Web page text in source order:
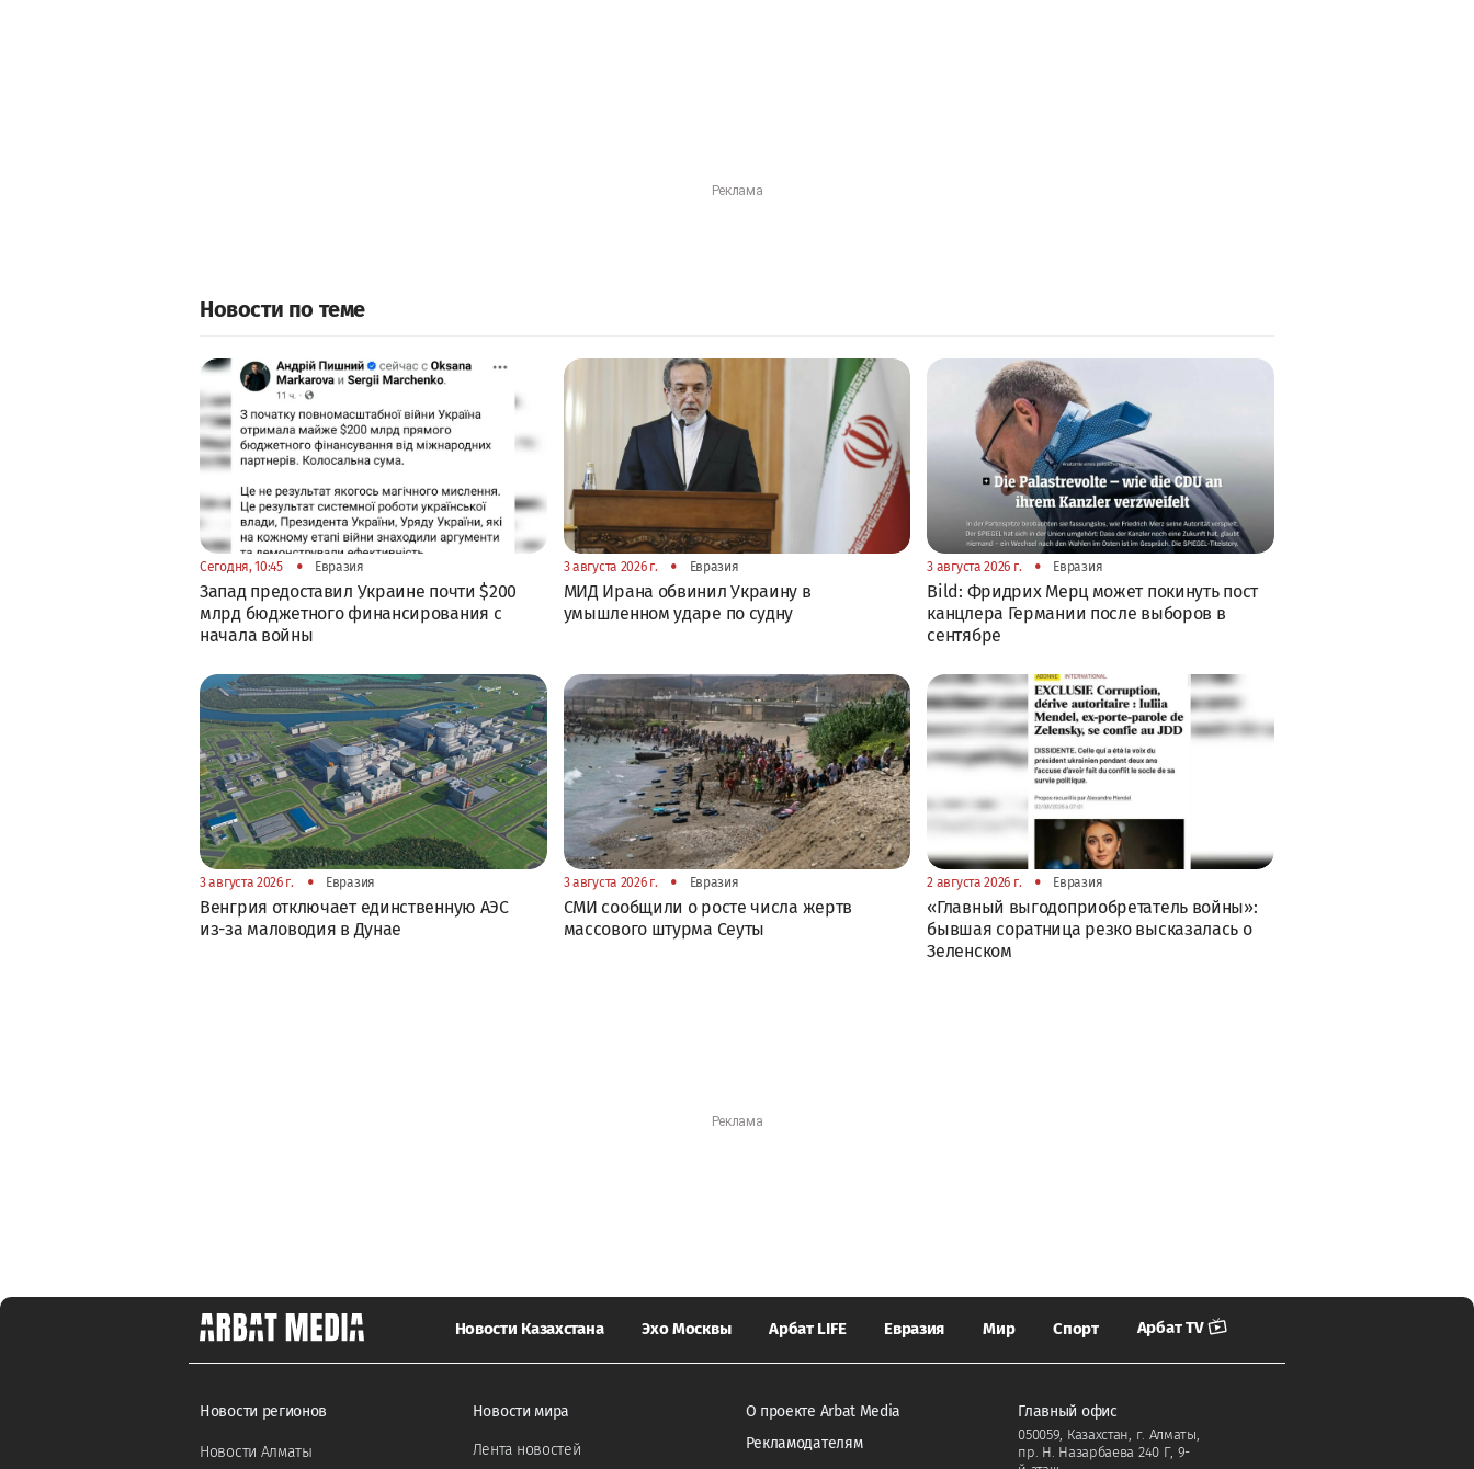
Новости по теме
Сегодня, 10:45 • Евразия
Запад предоставил Украине почти $200
млрд бюджетного финансирования с
начала войны
3 августа 2026 г. • Евразия
МИД Ирана обвинил Украину в
умышленном ударе по судну
3 августа 2026 г. • Евразия
Bild: Фридрих Мерц может покинуть пост
канцлера Германии после выборов в
сентябре
3 августа 2026 г. • Евразия
Венгрия отключает единственную АЭС
из-за маловодия в Дунае
3 августа 2026 г. • Евразия
СМИ сообщили о росте числа жертв
массового штурма Сеуты
2 августа 2026 г. • Евразия
«Главный выгодоприобретатель войны»:
бывшая соратница резко высказалась о
Зеленском
Новости Казахстана Эхо Москвы Арбат LIFE Евразия Мир Спорт Арбат TV
Новости регионов
Новости Алматы
Новости мира
Лента новостей
О проекте Arbat Media
Рекламодателям
Главный офис
050059, Казахстан, г. Алматы,
пр. Н. Назарбаева 240 Г, 9-